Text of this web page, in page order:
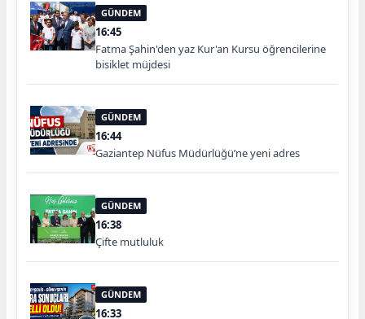
GÜNDEM
16:45
Fatma Şahin'den yaz Kur'an Kursu öğrencilerine
bisiklet müjdesi
GÜNDEM
16:44
Gaziantep Nüfus Müdürlüğü’ne yeni adres
GÜNDEM
16:38
Çifte mutluluk
GÜNDEM
16:33